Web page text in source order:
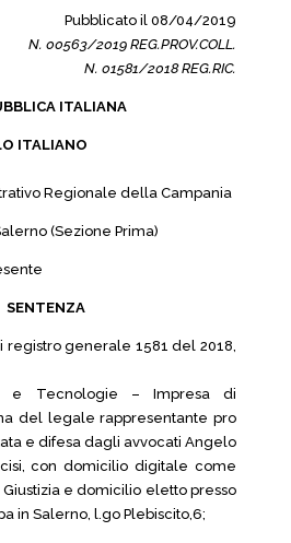
Pubblicato il 08/04/2019
N. 00563/2019 REG.PROV.COLL.
N. 01581/2018 REG.RIC.
ITALIANA
ITALIANO
Regionale della Campania
(Sezione Prima)
SENTENZA
registro generale 1581 del 2018,
e Tecnologie – Impresa di
del legale rappresentante pro
e difesa dagli avvocati Angelo
con domicilio digitale come
Giustizia e domicilio eletto presso
in Salerno, l.go Plebiscito,6;